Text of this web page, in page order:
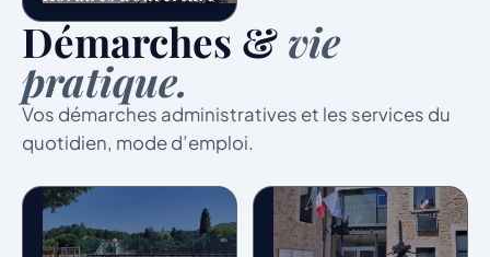
Démarches & vie
pratique.
Vos démarches administratives et les services du
quotidien, mode d’emploi.